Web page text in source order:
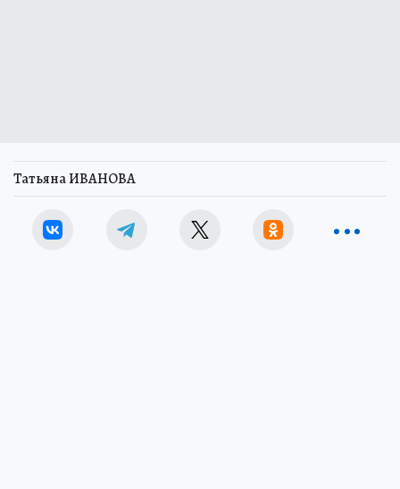
Татьяна ИВАНОВА